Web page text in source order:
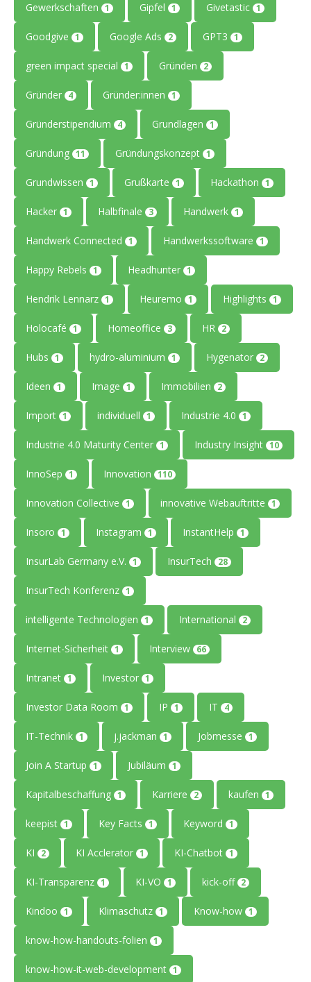
Gewerkschaften 1 Gipfel 1 Givetastic 1
Goodgive 1 Google Ads 2 GPT3 1
green impact special 1 Gründen 2
Gründer 4 Gründer:innen 1
Gründerstipendium 4 Grundlagen 1
Gründung 11 Gründungskonzept 1
Grundwissen 1 Grußkarte 1 Hackathon 1
Hacker 1 Halbfinale 3 Handwerk 1
Handwerk Connected 1 Handwerkssoftware 1
Happy Rebels 1 Headhunter 1
Hendrik Lennarz 1 Heuremo 1 Highlights 1
Holocafé 1 Homeoffice 3 HR 2
Hubs 1 hydro-aluminium 1 Hygenator 2
Ideen 1 Image 1 Immobilien 2
Import 1 individuell 1 Industrie 4.0 1
Industrie 4.0 Maturity Center 1 Industry Insight 10
InnoSep 1 Innovation 110
Innovation Collective 1 innovative Webauftritte 1
Insoro 1 Instagram 1 InstantHelp 1
InsurLab Germany e.V. 1 InsurTech 28
InsurTech Konferenz 1
intelligente Technologien 1 International 2
Internet-Sicherheit 1 Interview 66
Intranet 1 Investor 1
Investor Data Room 1 IP 1 IT 4
IT-Technik 1 j.jackman 1 Jobmesse 1
Join A Startup 1 Jubiläum 1
Kapitalbeschaffung 1 Karriere 2 kaufen 1
keepist 1 Key Facts 1 Keyword 1
KI 2 KI Acclerator 1 KI-Chatbot 1
KI-Transparenz 1 KI-VO 1 kick-off 2
Kindoo 1 Klimaschutz 1 Know-how 1
know-how-handouts-folien 1
know-how-it-web-development 1